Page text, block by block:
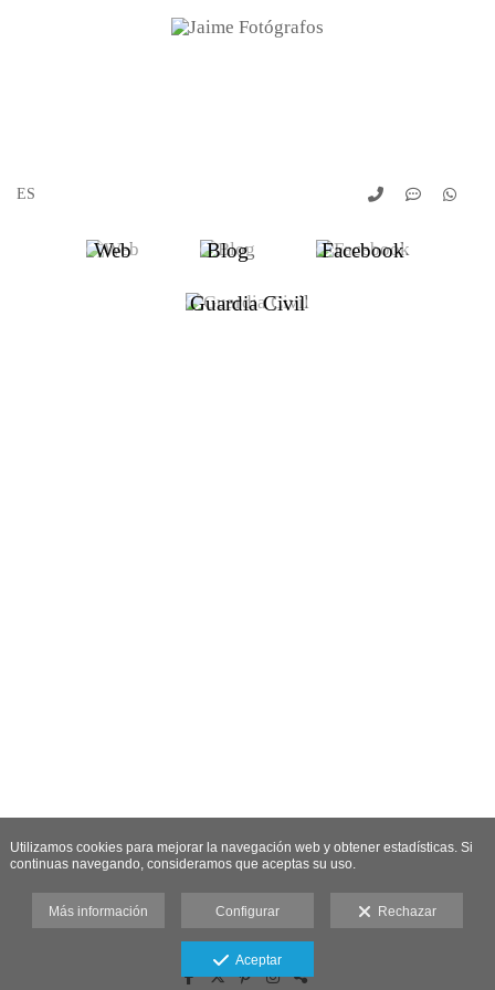
Web Blog Facebook
Guardia Civil
Utilizamos cookies para mejorar la navegación web y obtener estadísticas. Si
continuas navegando, consideramos que aceptas su uso.
Más información Configurar Rechazar
Aceptar